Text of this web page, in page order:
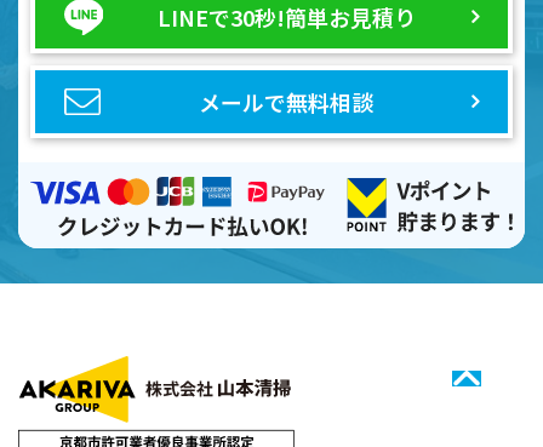
LINEで30秒!簡単お見積り
メールで無料相談